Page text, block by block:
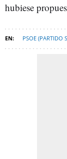
hubiese
PSOE (PARTIDO